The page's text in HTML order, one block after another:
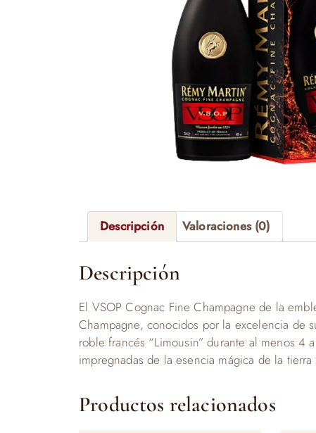
Descripción Valoraciones (0)
Descripción
El VSOP Cognac Fine Champagne de la
Champagne, conocidos por la excelencia de
roble francés “Limousin” durante al menos 4
impregnadas de la esencia mágica de la
Productos relacionados